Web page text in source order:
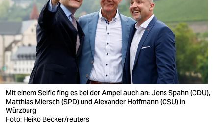
wahrheit
verlag
verlag
veranstaltungen
shop
fragen & hilfe
Mit einem Selfie fing es bei der Ampel auch an: Jens Spahn (CDU),
Matthias Miersch (SPD) und Alexander Hoffmann (CSU) in
Würzburg
Foto: Heiko Becker/reuters